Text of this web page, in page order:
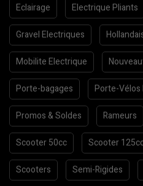
Eclairage Electrique Pliants
Gravel Electriques
Mobilite Electrique
Porte-bagages Porte-Vélos
Promos & Soldes Rameurs
Scooter 50cc Scooter
Scooters Semi-Rigides